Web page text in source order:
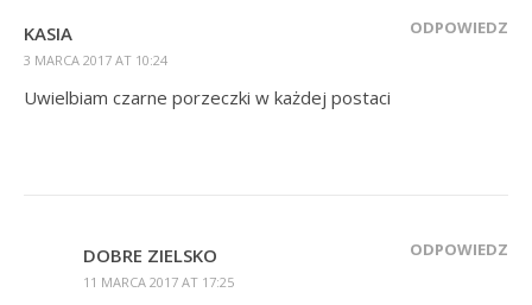
KASIA
3 MARCA 2017 AT 10:24
ODPOWIEDZ
Uwielbiam czarne porzeczki w każdej postaci
DOBRE ZIELSKO
11 MARCA 2017 AT 17:25
ODPOWIEDZ